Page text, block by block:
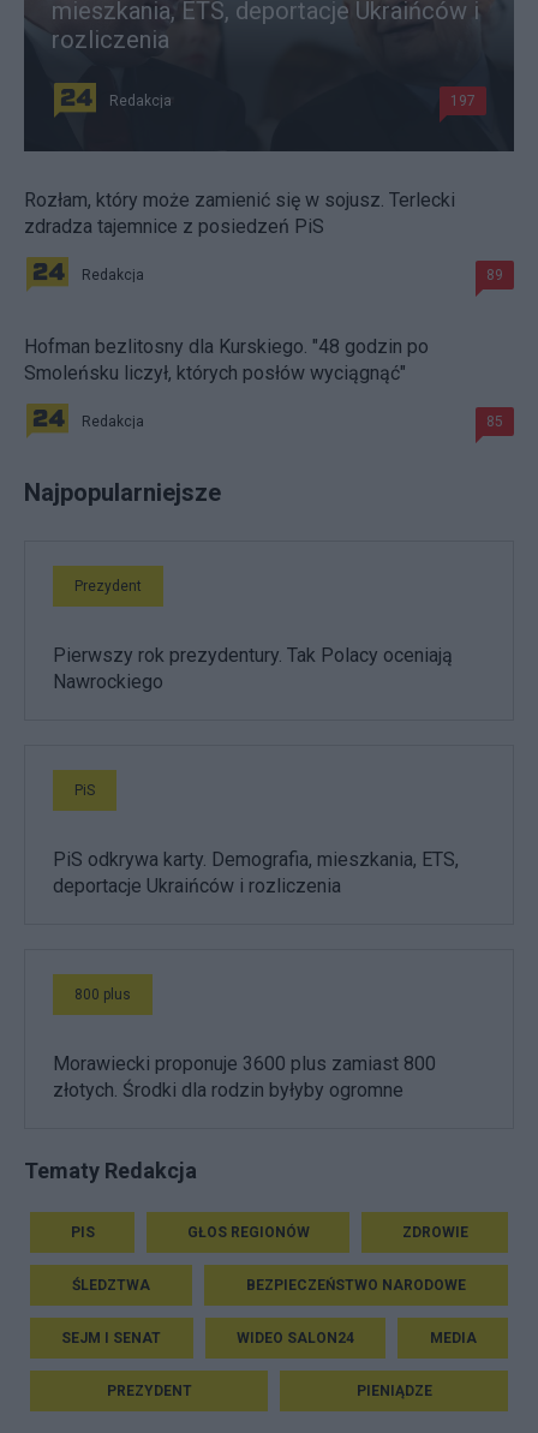
mieszkania, ETS, deportacje Ukraińców i
rozliczenia
Redakcja 197
Rozłam, który może zamienić się w sojusz. Terlecki
zdradza tajemnice z posiedzeń PiS
Redakcja 89
Hofman bezlitosny dla Kurskiego. "48 godzin po
Smoleńsku liczył, których posłów wyciągnąć"
Redakcja 85
Najpopularniejsze
Prezydent
Pierwszy rok prezydentury. Tak Polacy oceniają
Nawrockiego
PiS
PiS odkrywa karty. Demografia, mieszkania, ETS,
deportacje Ukraińców i rozliczenia
800 plus
Morawiecki proponuje 3600 plus zamiast 800
złotych. Środki dla rodzin byłyby ogromne
Tematy Redakcja
PIS GŁOS REGIONÓW ZDROWIE
ŚLEDZTWA BEZPIECZEŃSTWO NARODOWE
SEJM I SENAT WIDEO SALON24 MEDIA
PREZYDENT PIENIĄDZE